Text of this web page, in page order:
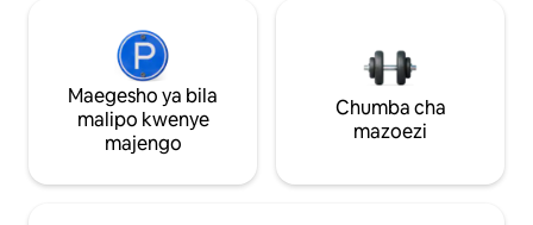
Maegesho ya bila
malipo kwenye
majengo
Chumba cha
mazoezi